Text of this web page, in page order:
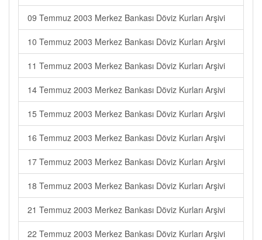
09 Temmuz 2003 Merkez Bankası Döviz Kurları Arşivi
10 Temmuz 2003 Merkez Bankası Döviz Kurları Arşivi
11 Temmuz 2003 Merkez Bankası Döviz Kurları Arşivi
14 Temmuz 2003 Merkez Bankası Döviz Kurları Arşivi
15 Temmuz 2003 Merkez Bankası Döviz Kurları Arşivi
16 Temmuz 2003 Merkez Bankası Döviz Kurları Arşivi
17 Temmuz 2003 Merkez Bankası Döviz Kurları Arşivi
18 Temmuz 2003 Merkez Bankası Döviz Kurları Arşivi
21 Temmuz 2003 Merkez Bankası Döviz Kurları Arşivi
22 Temmuz 2003 Merkez Bankası Döviz Kurları Arşivi